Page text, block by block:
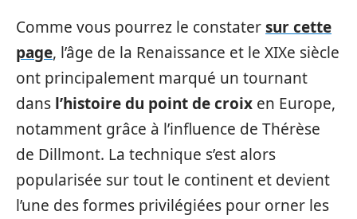
Comme vous pourrez le constatersur cette
page, l’âge de la Renaissance et le XIXe siècle
ont principalement marqué un tournant
dans l’histoire du point de croix en Europe,
notamment grâce à l’influence de Thérèse
de Dillmont. La technique s’est alors
popularisée sur tout le continent et devient
l’une des formes privilégiées pour orner les